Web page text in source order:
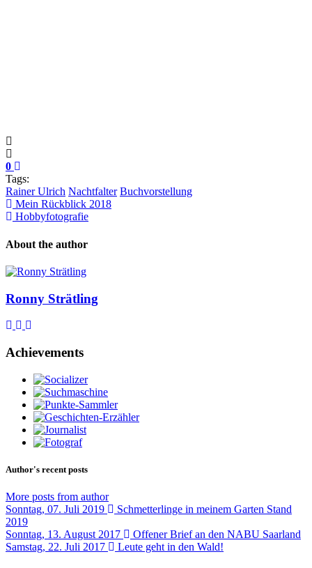
0
Tags:
Rainer Ulrich Nachtfalter Buchvorstellung
Mein Rückblick 2018
Hobbyfotografie
About the author
Ronny Strätling
Subscribe to updates from author
Unsubscribe to updates from author
Achievements
Author's recent posts
More posts from author
Sonntag, 07. Juli 2019
Schmetterlinge in meinem Garten Stand
2019
Sonntag, 13. August 2017
Offener Brief an den NABU Saarland
Samstag, 22. Juli 2017
Leute geht in den Wald!